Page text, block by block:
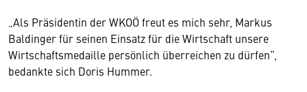
„Als Präsidentin der WKOÖ freut es mich sehr, Markus
Baldinger für seinen Einsatz für die Wirtschaft unsere
Wirtschaftsmedaille persönlich überreichen zu dürfen“,
bedankte sich Doris Hummer.